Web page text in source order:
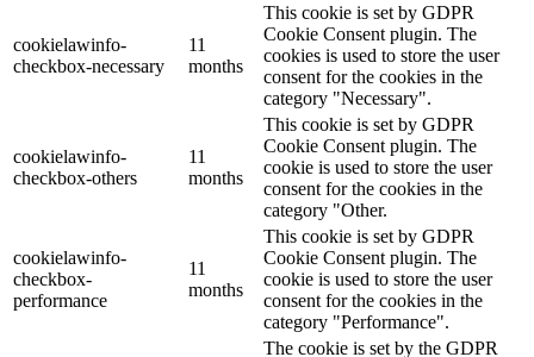
cookielawinfo-
checkbox-necessary
11
months
This cookie is set by GDPR
Cookie Consent plugin. The
cookies is used to store the user
consent for the cookies in the
category "Necessary".
cookielawinfo-
checkbox-others
11
months
This cookie is set by GDPR
Cookie Consent plugin. The
cookie is used to store the user
consent for the cookies in the
category "Other.
cookielawinfo-
checkbox-
performance
11
months
This cookie is set by GDPR
Cookie Consent plugin. The
cookie is used to store the user
consent for the cookies in the
category "Performance".
The cookie is set by the GDPR